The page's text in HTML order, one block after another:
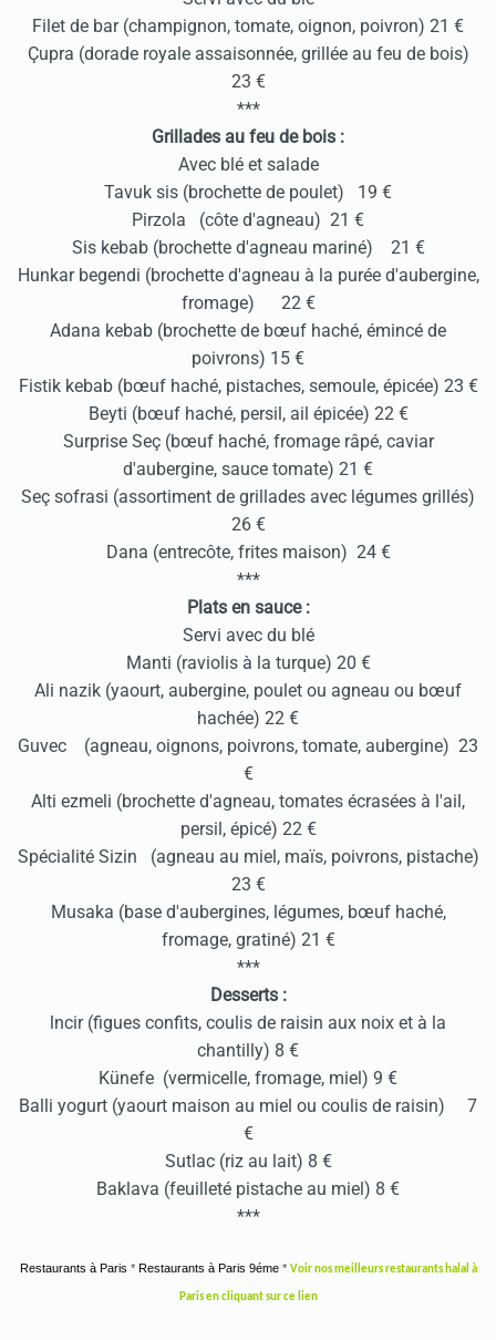
Filet de bar (champignon, tomate, oignon, poivron) 21 €
Çupra (dorade royale assaisonnée, grillée au feu de bois)
23 €
***
Grillades au feu de bois :
Avec blé et salade
Tavuk sis (brochette de poulet) 19 €
Pirzola (côte d'agneau) 21 €
Sis kebab (brochette d'agneau mariné) 21 €
Hunkar begendi (brochette d'agneau à la purée d'aubergine,
fromage) 22 €
Adana kebab (brochette de bœuf haché, émincé de
poivrons) 15 €
Fistik kebab (bœuf haché, pistaches, semoule, épicée) 23 €
Beyti (bœuf haché, persil, ail épicée) 22 €
Surprise Seç (bœuf haché, fromage râpé, caviar
d'aubergine, sauce tomate) 21 €
Seç sofrasi (assortiment de grillades avec légumes grillés)
26 €
Dana (entrecôte, frites maison) 24 €
***
Plats en sauce :
Servi avec du blé
Manti (raviolis à la turque) 20 €
Ali nazik (yaourt, aubergine, poulet ou agneau ou bœuf
hachée) 22 €
Guvec (agneau, oignons, poivrons, tomate, aubergine) 23
€
Alti ezmeli (brochette d'agneau, tomates écrasées à l'ail,
persil, épicé) 22 €
Spécialité Sizin (agneau au miel, maïs, poivrons, pistache)
23 €
Musaka (base d'aubergines, légumes, bœuf haché,
fromage, gratiné) 21 €
***
Desserts :
lncir (figues confits, coulis de raisin aux noix et à la
chantilly) 8 €
Künefe (vermicelle, fromage, miel) 9 €
Balli yogurt (yaourt maison au miel ou coulis de raisin) 7
€
Sutlac (riz au lait) 8 €
Baklava (feuilleté pistache au miel) 8 €
***
Restaurants à Paris * Restaurants à Paris 9éme* Voir nos meilleurs restaurants halal à
Paris en cliquant sur ce lien